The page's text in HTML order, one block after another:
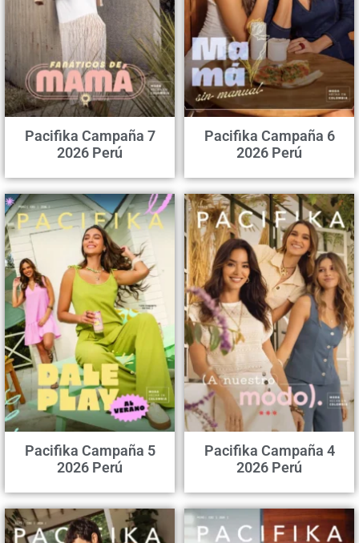
Pacifika Campaña 7
2026 Perú
Pacifika Campaña 6
2026 Perú
Pacifika Campaña 5
2026 Perú
Pacifika Campaña 4
2026 Perú